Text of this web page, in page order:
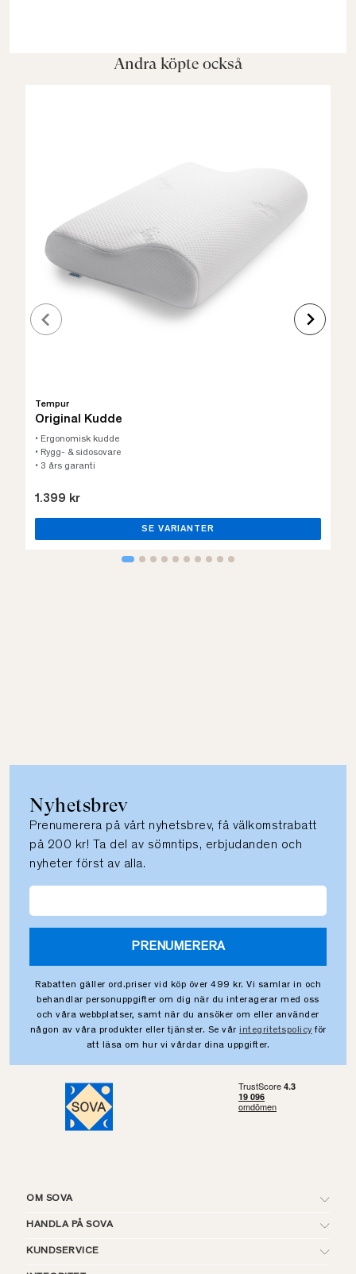
Andra köpte också
Tempur
Original Kudde
• Ergonomisk kudde
• Rygg- & sidosovare
• 3 års garanti
1.399 kr
SE VARIANTER
Nyhetsbrev
Prenumerera på vårt nyhetsbrev, få välkomstrabatt
på 200 kr! Ta del av sömntips, erbjudanden och
nyheter först av alla.
PRENUMERERA
Rabatten gäller ord.priser vid köp över 499 kr. Vi samlar in och
behandlar personuppgifter om dig när du interagerar med oss
och våra webbplatser, samt när du ansöker om eller använder
någon av våra produkter eller tjänster. Se vår integritetspolicy för
att läsa om hur vi vårdar dina uppgifter.
OM SOVA
HANDLA PÅ SOVA
KUNDSERVICE